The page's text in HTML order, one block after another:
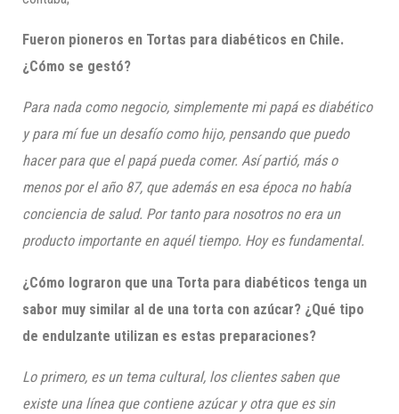
Fueron pioneros en Tortas para diabéticos en Chile.
¿Cómo se gestó?
Para nada como negocio, simplemente mi papá es diabético
y para mí fue un desafío como hijo, pensando que puedo
hacer para que el papá pueda comer. Así partió, más o
menos por el año 87, que además en esa época no había
conciencia de salud. Por tanto para nosotros no era un
producto importante en aquél tiempo. Hoy es fundamental.
¿Cómo lograron que una Torta para diabéticos tenga un
sabor muy similar al de una torta con azúcar? ¿Qué tipo
de endulzante utilizan es estas preparaciones?
Lo primero, es un tema cultural, los clientes saben que
existe una línea que contiene azúcar y otra que es sin